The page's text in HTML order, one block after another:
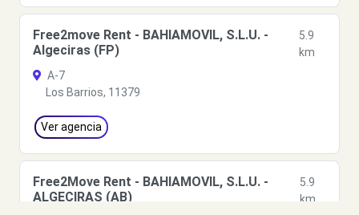
Free2move Rent - BAHIAMOVIL, S.L.U. -
Algeciras (FP)
5.9
km
A-7
Los Barrios, 11379
Ver agencia
Free2Move Rent - BAHIAMOVIL, S.L.U. -
ALGECIRAS (AB)
5.9
km